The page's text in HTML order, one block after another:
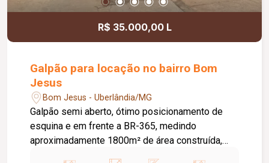
R$ 35.000,00 L
Galpão para locação no bairro Bom
Jesus
Bom Jesus - Uberlândia/MG
Galpão semi aberto, ótimo posicionamento de
esquina e em frente a BR-365, medindo
aproximadamente 1800m² de área construída,